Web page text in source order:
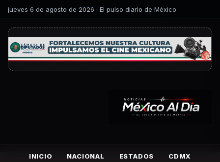
jueves 6 de agosto de 2026 · El pulso diario de México
INICIO NACIONAL ESTADOS CDMX